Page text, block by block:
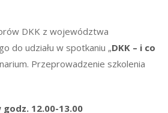
DKK z województwa
do udziału w spotkaniu „DKK – i co
Przeprowadzenie szkolenia
godz. 12.00-13.00